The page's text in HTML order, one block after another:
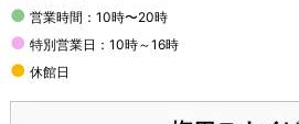
● 営業時間：10時〜20時
● 特別営業日：10時～16時
● 休館日
絹谷幸ニ天空美術館では、「第４回キ